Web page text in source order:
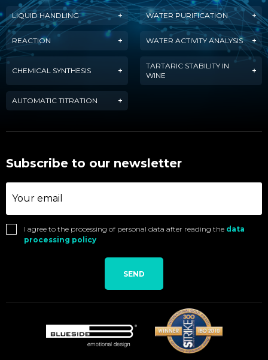
LIQUID HANDLING WATER PURIFICATION
REACTION WATER ACTIVITY ANALYSIS
CHEMICAL SYNTHESIS
TARTARIC STABILITY IN
WINE
AUTOMATIC TITRATION
Subscribe to our newsletter
I agree to the processing of personal data after reading the data
processing policy
SEND